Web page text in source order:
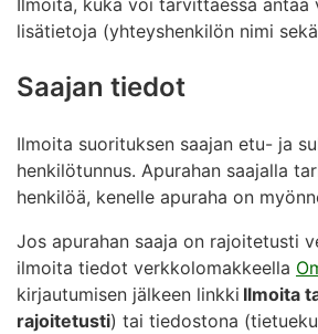
Ilmoita, kuka voi tarvittaessa antaa
lisätietoja (yhteyshenkilön nimi
Saajan tiedot
Ilmoita suorituksen saajan etu- ja
henkilötunnus. Apurahan saajalla
henkilöä, kenelle apuraha on
Jos apurahan saaja on rajoitetusti
ilmoita tiedot verkkolomakkeella
kirjautumisen jälkeen linkki Ilmoita
rajoitetusti) tai tiedostona